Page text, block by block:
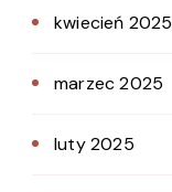
kwiecień 2025
marzec 2025
luty 2025